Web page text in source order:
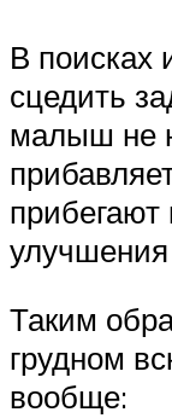
В поисках
сцедить
малыш не
улучшения
Таким
грудном
вообще: